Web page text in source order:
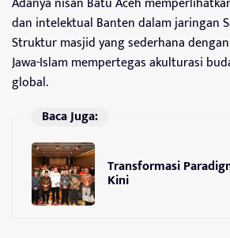
dan intelektual Banten dalam jaringan
Struktur masjid yang sederhana
Jawa-Islam mempertegas akulturasi
global.
Baca Juga:
Transformasi
Kini